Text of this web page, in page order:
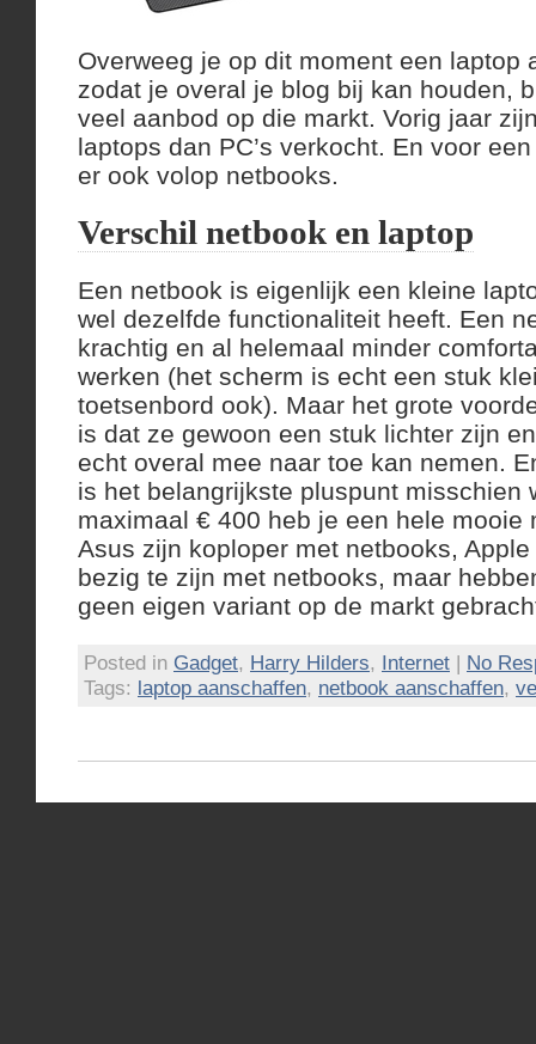
Overweeg je op dit moment een laptop
zodat je overal je blog bij kan houden,
veel aanbod op die markt. Vorig jaar
laptops dan PC’s verkocht. En voor
er ook volop netbooks.
Verschil netbook en laptop
Een netbook is eigenlijk een kleine
wel dezelfde functionaliteit heeft. Een
krachtig en al helemaal minder
werken (het scherm is echt een stuk
toetsenbord ook). Maar het grote
is dat ze gewoon een stuk lichter zijn
echt overal mee naar toe kan nemen.
is het belangrijkste pluspunt misschien
maximaal € 400 heb je een hele mooie
Asus zijn koploper met netbooks,
bezig te zijn met netbooks, maar
geen eigen variant op de markt
Posted in Gadget, Harry Hilders, Internet | No
Tags: laptop aanschaffen, netbook aanschaffen,